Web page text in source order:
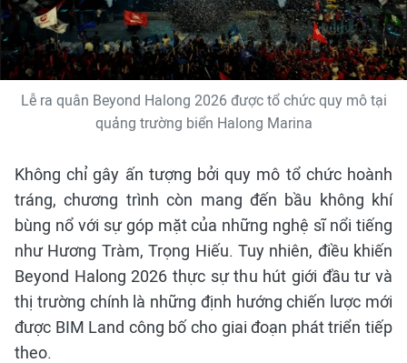
Lễ ra quân Beyond Halong 2026 được tổ chức quy mô tại
quảng trường biển Halong Marina
Không chỉ gây ấn tượng bởi quy mô tổ chức hoành
tráng, chương trình còn mang đến bầu không khí
bùng nổ với sự góp mặt của những nghệ sĩ nổi tiếng
như Hương Tràm, Trọng Hiếu. Tuy nhiên, điều khiến
Beyond Halong 2026 thực sự thu hút giới đầu tư và
thị trường chính là những định hướng chiến lược mới
được BIM Land công bố cho giai đoạn phát triển tiếp
theo.